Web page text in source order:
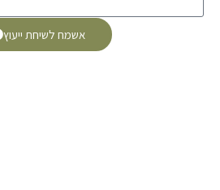
אשמח לשיחת ייעוץ